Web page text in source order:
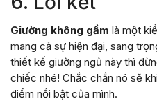
Giường không gầm là một
mang cả sự hiện đại, sang
thiết kế giường ngủ này thì
chiếc nhé! Chắc chắn nó sẽ
điểm nổi bật của mình.